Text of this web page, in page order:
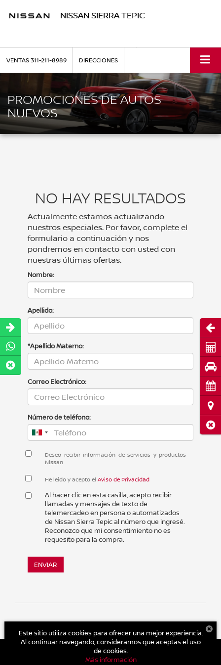
NISSAN SIERRA TEPIC
VENTAS311-211-8989 DIRECCIONES
PROMOCIONES DE AUTOS
NUEVOS
NO HAY RESULTADOS
Actualmente estamos actualizando
nuestros especiales. Por favor, complete el
formulario a continuación y nos
pondremos en contacto con usted con
nuestras últimas ofertas.
Nombre:
Apellido:
*Apellido Materno:
Correo Electrónico:
Número de teléfono:
Deseo recibir información de servicios y productos
Nissan
He leído y acepto el Aviso de Privacidad
Al hacer clic en esta casilla, acepto recibir
llamadas y mensajes de texto de
telemercadeo en persona o automatizados
de Nissan Sierra Tepic al número que ingresé.
Reconozco que mi consentimiento no es
requesito para la compra.
ENVIAR
Este sitio utiliza cookies para ofrecer una mejor experiencia.
Al continuar navegando, consideramos que aceptas el uso
de cookies.
Más información